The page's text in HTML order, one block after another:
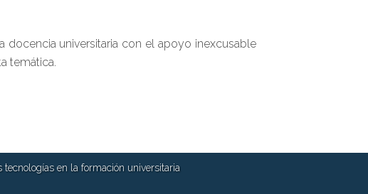
docencia universitaria con el apoyo inexcusable
temática.
en la formación universitaria